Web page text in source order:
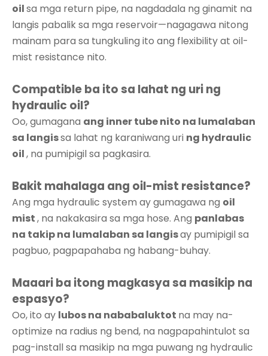
oilsa mga return pipe, na nagdadala ng ginamit na
langis pabalik sa mga reservoir—nagagawa nitong
mainam para sa tungkuling ito ang flexibility at oil-
mist resistance nito.
Compatible ba ito sa lahat ng uri ng
hydraulic oil?
Oo, gumagana ang inner tube nito na lumalaban
sa langissa lahat ng karaniwang uri ng hydraulic
oil, na pumipigil sa pagkasira.
Bakit mahalaga ang oil-mist resistance?
Ang mga hydraulic system ay gumagawa ng oil
mist, na nakakasira sa mga hose. Ang panlabas
na takip na lumalaban sa langisay pumipigil sa
pagbuo, pagpapahaba ng habang-buhay.
Maaari ba itong magkasya sa masikip na
espasyo?
Oo, ito ay lubos na nababaluktot na may na-
optimize na radius ng bend, na nagpapahintulot sa
pag-install sa masikip na mga puwang ng hydraulic